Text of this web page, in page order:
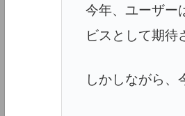
今年、ユーザー
ビスとして期待
しかしながら、